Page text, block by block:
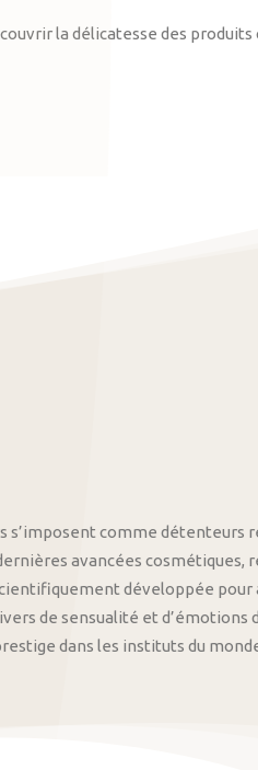
la délicatesse des produits
s’imposent comme détenteurs
avancées cosmétiques,
développée
de sensualité et d’émotions
dans les instituts du